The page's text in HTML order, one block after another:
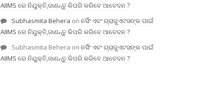
AIIMS ରେ ନିଯୁକ୍ତି,ଜାଣନ୍ତୁ କିପରି କରିବେ ଆବେଦନ ?
Subhasmita Behera on ନର୍ସିଂ ଏବଂ ଗ୍ରାଜୁଏଟସଙ୍କ ପାଇଁ
AIIMS ରେ ନିଯୁକ୍ତି,ଜାଣନ୍ତୁ କିପରି କରିବେ ଆବେଦନ ?
Subhasmita Behera on ନର୍ସିଂ ଏବଂ ଗ୍ରାଜୁଏଟସଙ୍କ ପାଇଁ
AIIMS ରେ ନିଯୁକ୍ତି,ଜାଣନ୍ତୁ କିପରି କରିବେ ଆବେଦନ ?